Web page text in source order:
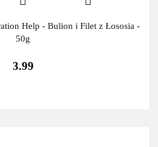
Help - Bulion i Filet z Łososia -
50g
3.99